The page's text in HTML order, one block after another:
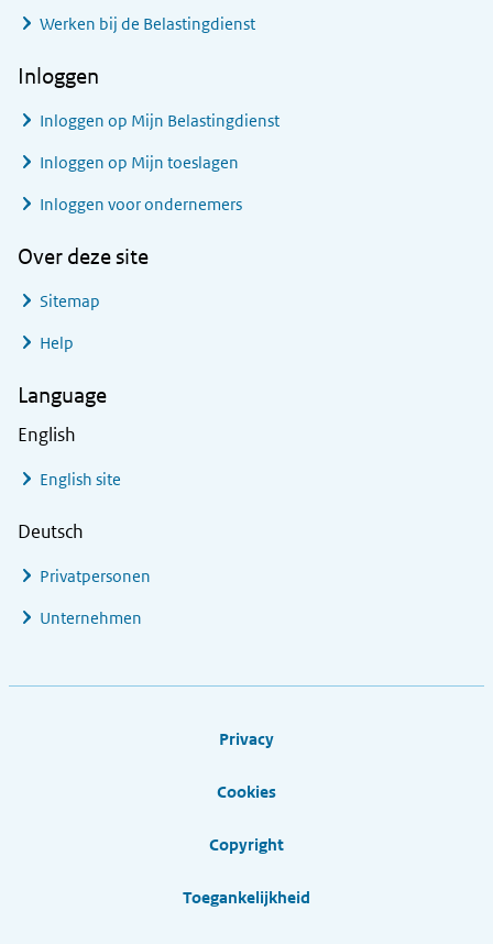
Werken bij de Belastingdienst
Inloggen
Inloggen op Mijn Belastingdienst
Inloggen op Mijn toeslagen
Inloggen voor ondernemers
Over deze site
Sitemap
Help
Language
English
English site
Deutsch
Privatpersonen
Unternehmen
Privacy
Cookies
Copyright
Toegankelijkheid